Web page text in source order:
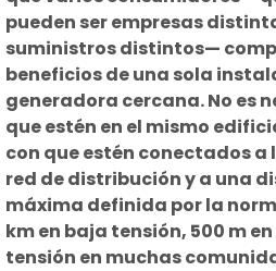
pueden ser empresas
suministros distintos—
beneficios de una sola
generadora cercana. No es
que estén en el mismo
con que estén conectados a
red de distribución y a una
máxima definida por la
km en baja tensión, 500 m
tensión en muchas